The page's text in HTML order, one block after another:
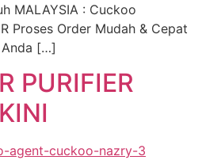
MALAYSIA : Cuckoo
Proses Order Mudah & Cepat
Anda […]
PURIFIER